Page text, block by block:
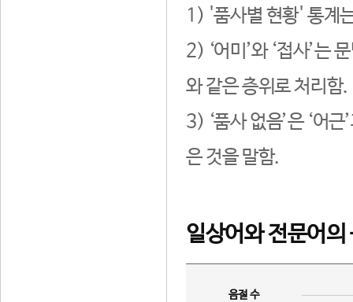
1) '품사별 현황' 통계
2) ‘어미’와 ‘접사’는
와 같은 층위로 처리함.
3) ‘품사 없음’은 ‘어
은 것을 말함.
일상어와 전문어의
음절 수